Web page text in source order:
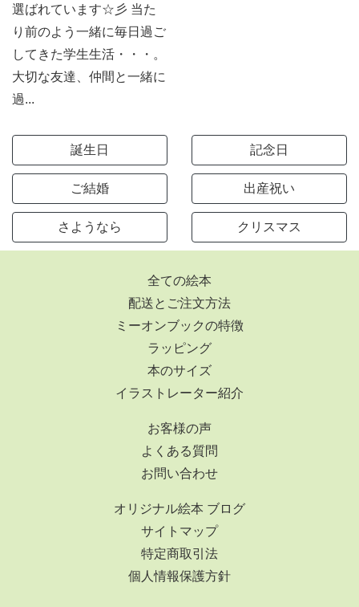
選ばれています☆彡 当た
り前のよう一緒に毎日過ご
してきた学生生活・・・。
大切な友達、仲間と一緒に
過...
誕生日 記念日
ご結婚 出産祝い
さようなら クリスマス
全ての絵本
配送とご注文方法
ミーオンブックの特徴
ラッピング
本のサイズ
イラストレーター紹介
お客様の声
よくある質問
お問い合わせ
オリジナル絵本 ブログ
サイトマップ
特定商取引法
個人情報保護方針